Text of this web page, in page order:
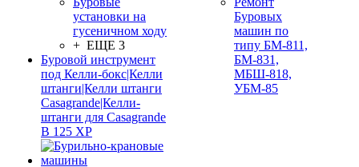
установки на
гусеничном ходу
+ ЕЩЕ 3
Буровой инструмент
под Келли-бокс|Келли
штанги|Келли штанги
Casagrande|Келли-
штанги для Casagrande
B 125 XP
Буровых
машин по
типу БМ-811,
БМ-831,
МБШ-818,
УБМ-85